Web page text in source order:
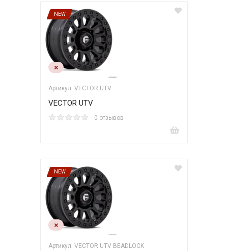
NEW
Артикул: VECTOR UTV
VECTOR UTV
0 отзывов
NEW
Артикул: VECTOR UTV BEADLOCK